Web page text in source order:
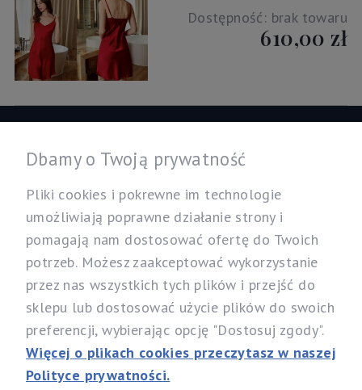
Dostępność: brak towaru
610,00 zł
Nasz sklep
Specjalistyczny Sklep dla Alergików Mirosław Rybicki
Sobików 5, 05-530 Góra Kalwaria
woj. mazowieckie
Telefon:537 111 212, 731 603 303
Email:info@alergia-dom.pl
Dbamy o Twoją prywatność
Pliki cookies i pokrewne im technologie
umożliwiają poprawne działanie strony i
pomagają nam dostosować ofertę do Twoich
potrzeb. Możesz zaakceptować wykorzystanie
przez nas wszystkich tych plików i przejść do
sklepu lub dostosować użycie plików do swoich
preferencji, wybierając opcję "Dostosuj zgody".
Więcej o plikach cookies przeczytasz w naszej
Polityce prywatności.